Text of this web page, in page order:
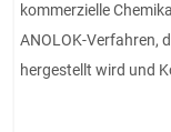
kommerzielle
ANOLOK-Verfahren,
hergestellt wird und